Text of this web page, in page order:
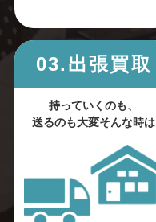
03.出張買取
持っていくのも、
送るのも大変そんな時は